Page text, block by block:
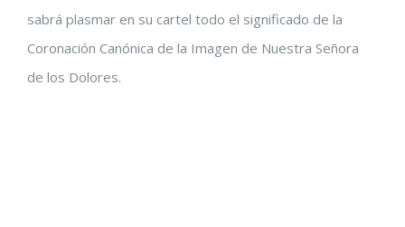
sabrá plasmar en su cartel todo el significado de la
Coronación Canónica de la Imagen de Nuestra Señora
de los Dolores.